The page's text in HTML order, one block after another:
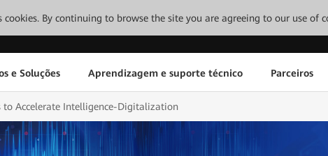
cookies. By continuing to browse the site you are agreeing to our use of
e Soluções Aprendizagem e suporte técnico Parceiros
to Accelerate Intelligence-Digitalization